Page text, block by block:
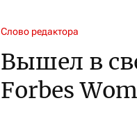
Слово редактора
Вышел в
Forbes